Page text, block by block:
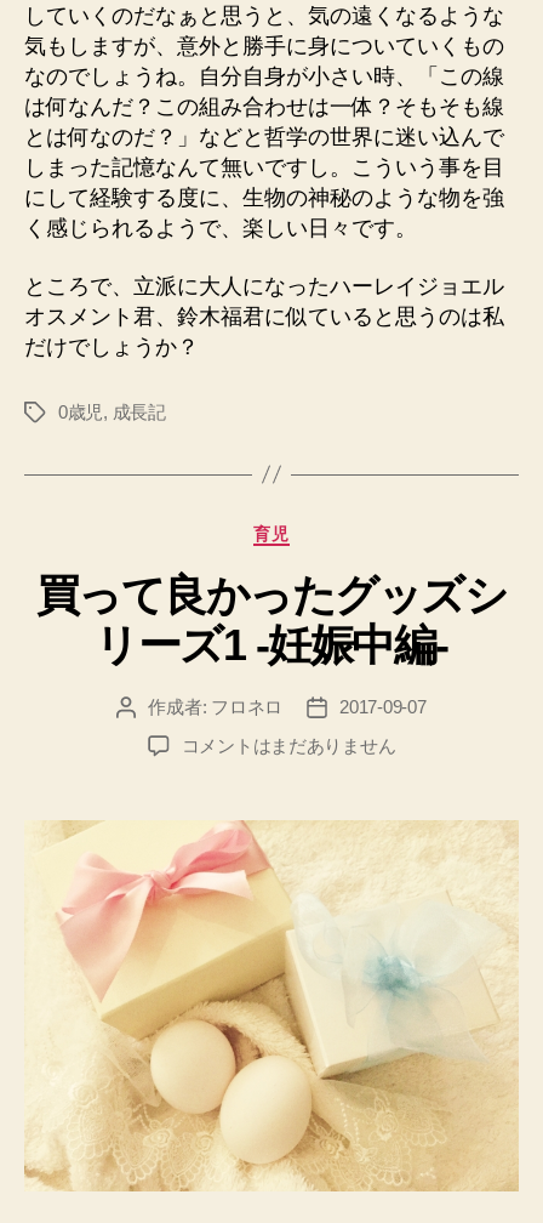
していくのだなぁと思うと、気の遠くなるような
気もしますが、意外と勝手に身についていくもの
なのでしょうね。自分自身が小さい時、「この線
は何なんだ？この組み合わせは一体？そもそも線
とは何なのだ？」などと哲学の世界に迷い込んで
しまった記憶なんて無いですし。こういう事を目
にして経験する度に、生物の神秘のような物を強
く感じられるようで、楽しい日々です。
ところで、立派に大人になったハーレイジョエル
オスメント君、鈴木福君に似ていると思うのは私
だけでしょうか？
タ
0歳児, 成長記
カ
リ
ー
育児
買って良かったグッズシ
リーズ1 -妊娠中編-
投
作成者: フロネロ
投
稿
日
2017-09-07
買
か
っ
た
ズ
シ
1
-
妊
娠
コメントはまだありません